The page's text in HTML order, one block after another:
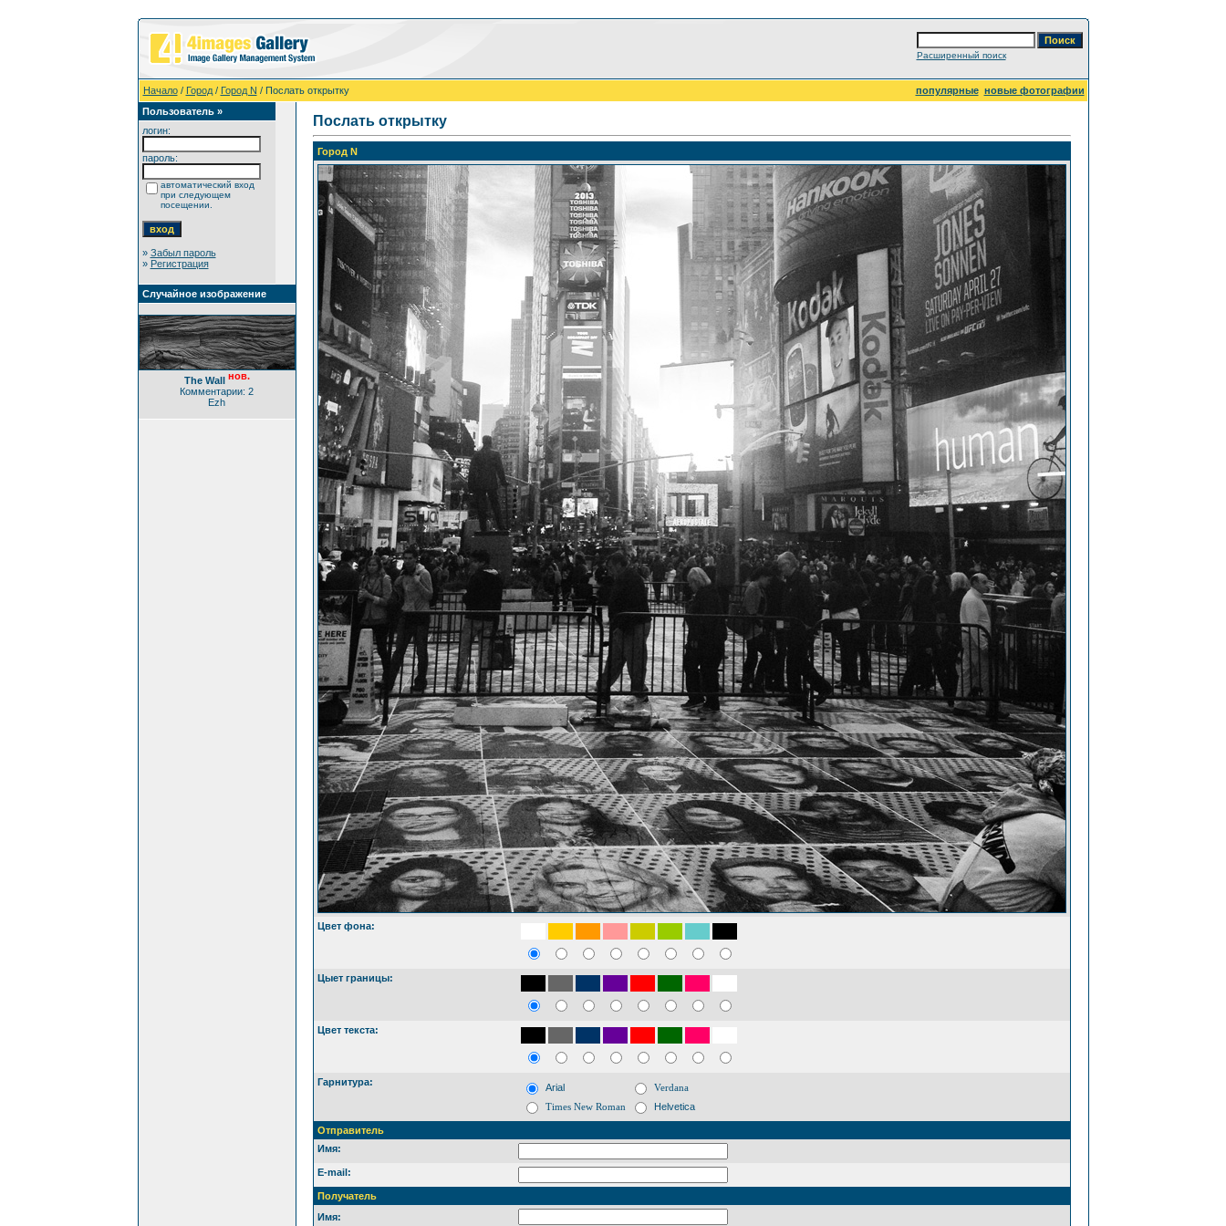
Расширенный поиск
Начало/ Город/ Город N / Послать открытку популярные новые фотографии
Пользователь »
логин:
пароль:
автоматический вход
при следующем
посещении.
» Забыл пароль
» Регистрация
Случайное изображение
The Wall нов.
Комментарии: 2
Ezh
Послать открытку
Город N
Цвет фона:
Цыет границы:
Цвет текста:
Гарнитура: Arial
Verdana
Times New Roman
Helvetica
Отправитель
Имя:
E-mail:
Получатель
Имя: